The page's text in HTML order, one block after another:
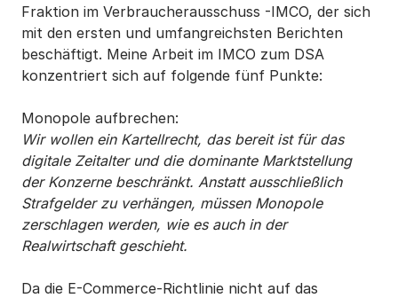
Fraktion im Verbraucherausschuss -IMCO, der sich
mit den ersten und umfangreichsten Berichten
beschäftigt. Meine Arbeit im IMCO zum DSA
konzentriert sich auf folgende fünf Punkte:
Monopole aufbrechen:
Wir wollen ein Kartellrecht, das bereit ist für das
digitale Zeitalter und die dominante Marktstellung
der Konzerne beschränkt. Anstatt ausschließlich
Strafgelder zu verhängen, müssen Monopole
zerschlagen werden, wie es auch in der
Realwirtschaft geschieht.
Da die E-Commerce-Richtlinie nicht auf das